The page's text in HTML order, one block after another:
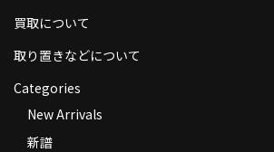
買取について
取り置きなどについて
Categories
New Arrivals
新譜